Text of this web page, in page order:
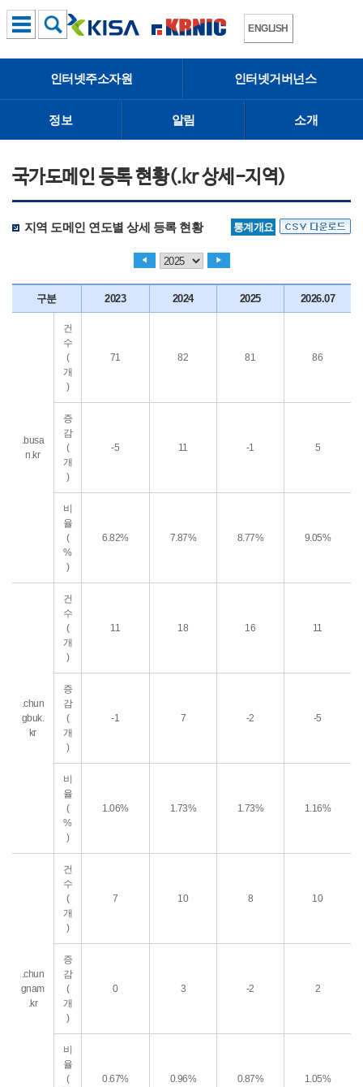
ENGLISH
인터넷주소자원 인터넷거버넌스
정보 알림 소개
국가도메인 등록 현황(.kr 상세-지역)
지역 도메인 연도별 상세 등록 현황 통계개요
◀ ▶
구분 2023 2024 2025 2026.07
.busa
n.kr
건
수
(
개
)
71 82 81 86
증
감
(
개
)
-5 11 -1 5
비
율
(
%
)
6.82% 7.87% 8.77% 9.05%
.chun
gbuk.
kr
건
수
(
개
)
11 18 16 11
증
감
(
개
)
-1 7 -2 -5
비
율
(
%
)
1.06% 1.73% 1.73% 1.16%
.chun
gnam
.kr
건
수
(
개
)
7 10 8 10
증
감
(
개
)
0 3 -2 2
비
율
(
0.67% 0.96% 0.87% 1.05%